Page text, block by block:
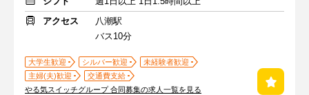
アクセス
八潮駅
バス10分
大学生歓迎 シルバー歓迎
未経験者歓迎
主婦(夫)歓迎
交通費支給
やる気スイッチグループ 合同募集の求人一覧を見る